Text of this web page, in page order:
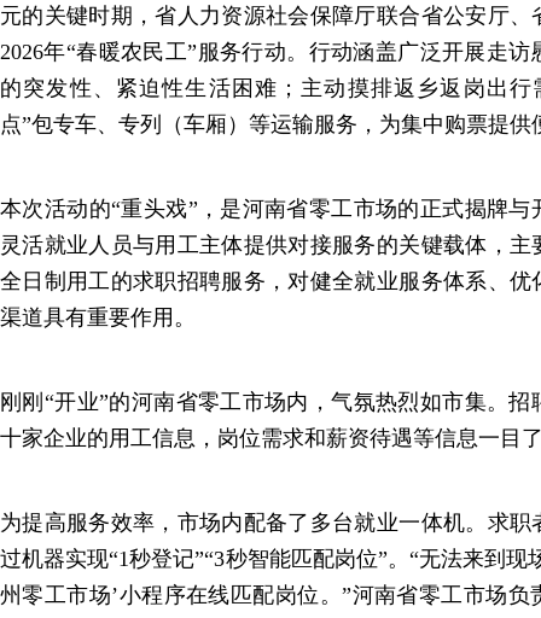
元的关键时期，省人力资源社会保障厅联合省公安厅、
2026年“春暖农民工”服务行动。行动涵盖广泛开展走
的突发性、紧迫性生活困难；主动摸排返乡返岗出
点”包专车、专列（车厢）等运输服务，为集中购票提
本次活动的“重头戏”，是河南省零工市场的正式揭牌
灵活就业人员与用工主体提供对接服务的关键载体，
全日制用工的求职招聘服务，对健全就业服务体系、
渠道具有重要作用。
刚刚“开业”的河南省零工市场内，气氛热烈如市集。
十家企业的用工信息，岗位需求和薪资待遇等信息一目
为提高服务效率，市场内配备了多台就业一体机。求
过机器实现“1秒登记”“3秒智能匹配岗位”。“无法来到现
州零工市场’小程序在线匹配岗位。”河南省零工市场